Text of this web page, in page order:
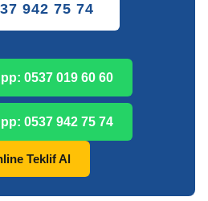
942 75 74
0537 019 60 60
0537 942 75 74
Teklif Al